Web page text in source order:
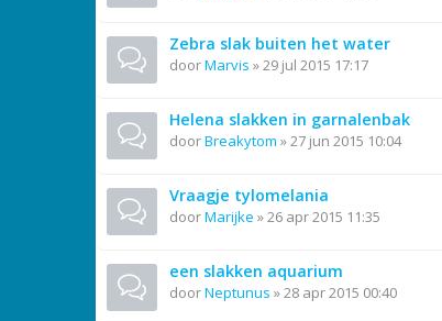
Zebra slak buiten het water
doorMarvis »29 jul 2015 17:17
Helena slakken in garnalenbak
doorBreakytom »27 jun 2015 10:04
Vraagje tylomelania
doorMarijke »26 apr 2015 11:35
een slakken aquarium
doorNeptunus »28 apr 2015 00:40